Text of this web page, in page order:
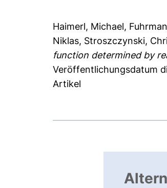
Haimerl, Michael,
Niklas, Stroszczynski,
function determined by
Veröffentlichungsdatum
Artikel